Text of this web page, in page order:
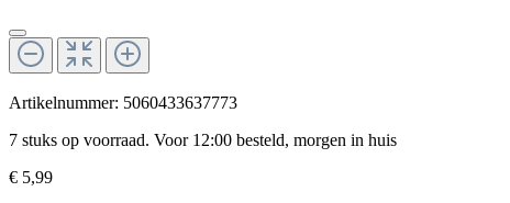
Artikelnummer: 5060433637773
7 stuks op voorraad. Voor 12:00 besteld, morgen in huis
€ 5,99